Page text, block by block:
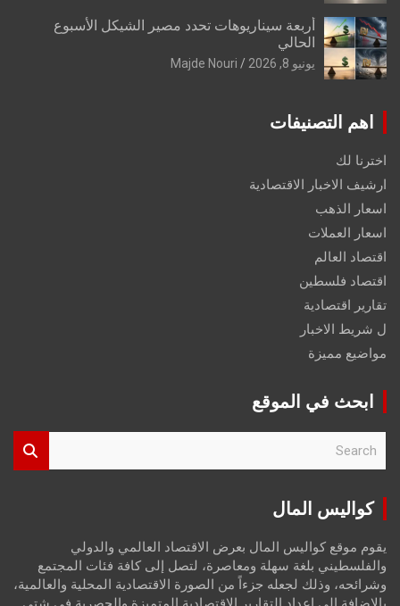
أربعة سيناريوهات تحدد مصير الشيكل الأسبوع
الحالي
يونيو 8, 2026 Majde Nouri
اهم التصنيفات
اخترنا لك
ارشيف الاخبار الاقتصادية
اسعار الذهب
اسعار العملات
اقتصاد العالم
اقتصاد فلسطين
تقارير اقتصادية
ل شريط الاخبار
مواضيع مميزة
ابحث في الموقع
r
كواليس المال
يقوم موقع كواليس المال بعرض الاقتصاد العالمي والدولي
والفلسطيني بلغة سهلة ومعاصرة، لتصل إلى كافة فئات المجتمع
وشرائحه، وذلك لجعله جزءاً من الصورة الاقتصادية المحلية والعالمية،